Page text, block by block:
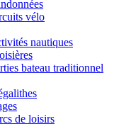
vélo
nautiques
bateau traditionnel
de loisirs